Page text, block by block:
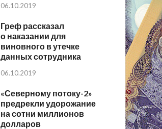
06.10.2019
Греф рассказал
о наказании для
виновного в утечке
данных сотрудника
06.10.2019
«Северному потоку-2»
предрекли удорожание
на сотни миллионов
долларов